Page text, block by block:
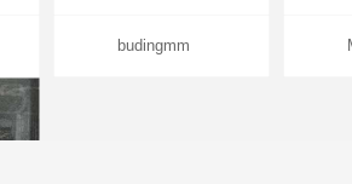
budingmm